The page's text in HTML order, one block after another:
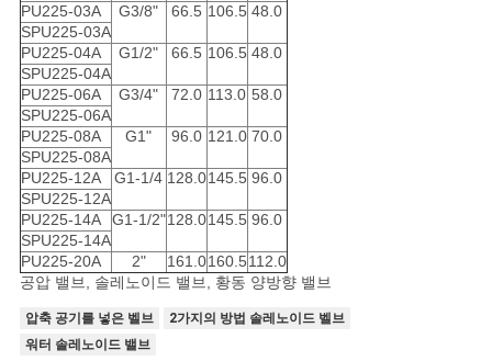
PU225-03A
G3/8" 66.5 106.5 48.0
SPU225-03A
PU225-04A
G1/2" 66.5 106.5 48.0
SPU225-04A
PU225-06A
G3/4" 72.0 113.0 58.0
SPU225-06A
PU225-08A
G1" 96.0 121.0 70.0
SPU225-08A
PU225-12A
G1-1/4 128.0145.5 96.0
SPU225-12A
PU225-14A
G1-1/2"128.0145.5 96.0
SPU225-14A
PU225-20A
2" 161.0160.5112.0
공압 밸브, 솔레노이드 밸브, 황동 양방향 밸브
압축 공기를 넣은 벨브
2가지의 방법 솔레노이드 벨브
워터 솔레노이드 밸브